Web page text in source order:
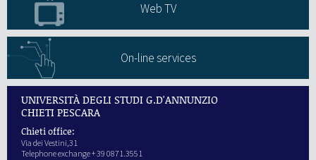
Web TV
On-line services
UNIVERSITÀ DEGLI STUDI G.D'ANNUNZIO
CHIETI PESCARA
Chieti office:
Via dei Vestini,31
Telephone exchange + 39 0871.3551